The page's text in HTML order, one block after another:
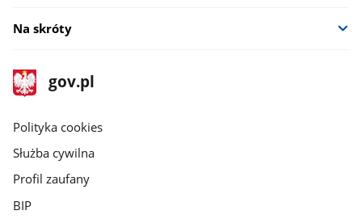
Na skróty
stopka
gov.pl
Strona
gov.pl
gov.pl
Polityka cookies
Służba cywilna
Profil zaufany
BIP